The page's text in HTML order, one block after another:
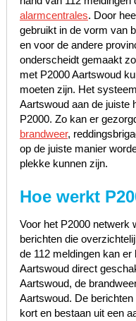
alarmcentrales. Door
gebruikt in de vorm van
en voor de andere
onderscheidt gemaakt
met P2000 Aartswoud
moeten zijn. Het
Aartswoud aan de juiste
P2000. Zo kan er
brandweer,
op de juiste manier
plekke kunnen zijn.
Hoe werkt
Voor het P2000 netwerk
berichten die
de 112 meldingen kan
Aartswoud direct
Aartswoud, de
Aartswoud. De
kort en bestaan uit een